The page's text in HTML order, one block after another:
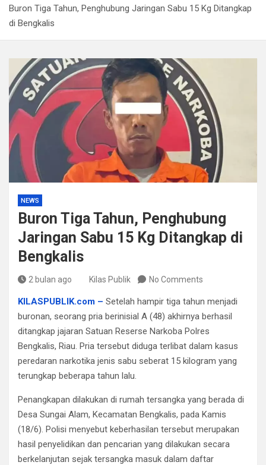
Kapolda Sumsel Tekankan Tiga Langkah Cegah
Kejahatan Siber Lewat Program Paham AI
Satpol PP Bandung Tertibkan 645 Bangunan Liar dalam
Polisi Bongkar Dugaan Peredaran Sabu di Bengkulu,
Puluhan Gram Narkotika Disita
Kurir Ganja Ditangkap, Puluhan Paket Digagalkan Polisi
di Pasaman Barat
Buron Tiga Tahun, Penghubung Jaringan Sabu 15 Kg Ditangkap
di Bengkalis
NEWS
Buron Tiga Tahun, Penghubung
Jaringan Sabu 15 Kg Ditangkap di
Bengkalis
2 bulan ago Kilas Publik No Comments
KILASPUBLIK.com – Setelah hampir tiga tahun menjadi
buronan, seorang pria berinisial A (48) akhirnya berhasil
ditangkap jajaran Satuan Reserse Narkoba Polres
Bengkalis, Riau. Pria tersebut diduga terlibat dalam kasus
peredaran narkotika jenis sabu seberat 15 kilogram yang
terungkap beberapa tahun lalu.
Penangkapan dilakukan di rumah tersangka yang berada di
Desa Sungai Alam, Kecamatan Bengkalis, pada Kamis
(18/6). Polisi menyebut keberhasilan tersebut merupakan
hasil penyelidikan dan pencarian yang dilakukan secara
berkelanjutan sejak tersangka masuk dalam daftar